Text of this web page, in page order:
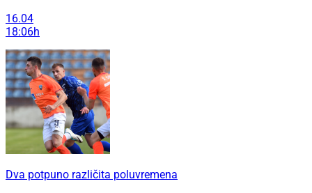
16.04
18:06h
Dva potpuno različita poluvremena